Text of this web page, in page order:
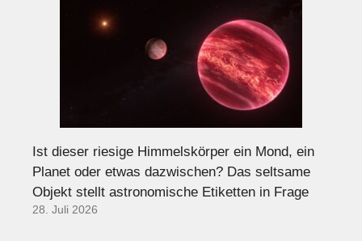
Ist dieser riesige Himmelskörper ein Mond, ein
Planet oder etwas dazwischen? Das seltsame
Objekt stellt astronomische Etiketten in Frage
28. Juli 2026